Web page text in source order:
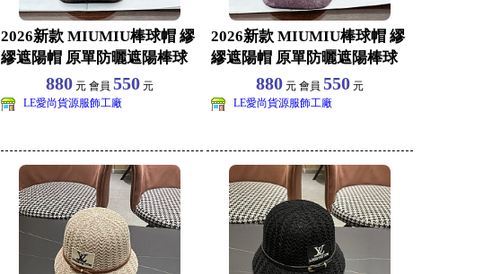
2026新款 MIUMIU棒球帽 繆
繆遮陽帽 原單防曬遮陽棒球
880元 會員 550元
LE愛尚貨源服飾工廠
2026新款 MIUMIU棒球帽 繆
繆遮陽帽 原單防曬遮陽棒球
880元 會員 550元
LE愛尚貨源服飾工廠